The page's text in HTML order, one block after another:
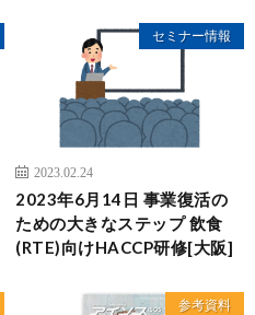
セミナー情報
2023.02.24
2023年6月14日 事業復活の
ための大きなステップ 飲食
(RTE)向けHACCP研修[大阪]
参考資料